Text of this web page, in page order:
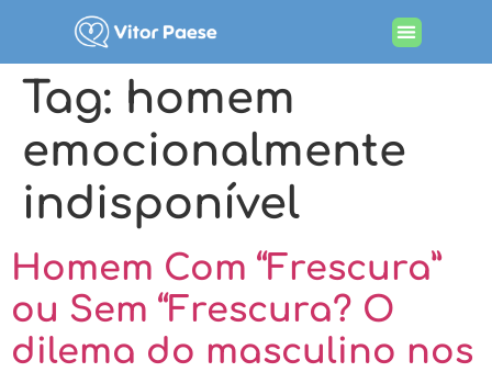
Tag: homem
emocionalmente
indisponível
Homem Com “Frescura”
ou Sem “Frescura? O
dilema do masculino nos